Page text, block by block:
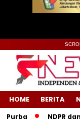
HOME BERITA
NDPR